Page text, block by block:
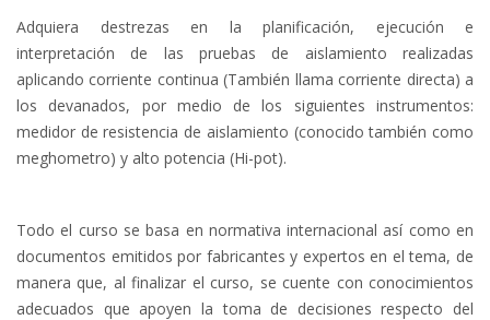
Adquiera destrezas en la planificación, ejecución e
interpretación de las pruebas de aislamiento realizadas
aplicando corriente continua (También llama corriente directa) a
los devanados, por medio de los siguientes instrumentos:
medidor de resistencia de aislamiento (conocido también como
meghometro) y alto potencia (Hi-pot).
Todo el curso se basa en normativa internacional así como en
documentos emitidos por fabricantes y expertos en el tema, de
manera que, al finalizar el curso, se cuente con conocimientos
adecuados que apoyen la toma de decisiones respecto del